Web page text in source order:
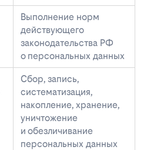
Выполнение норм
действующего
законодательства РФ
о персональных данных
Сбор, запись,
систематизация,
накопление, хранение,
уничтожение
и обезличивание
персональных данных